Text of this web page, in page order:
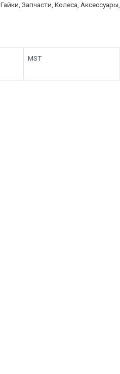
Гайки, Запчасти, Колеса, Аксессуары,
MST